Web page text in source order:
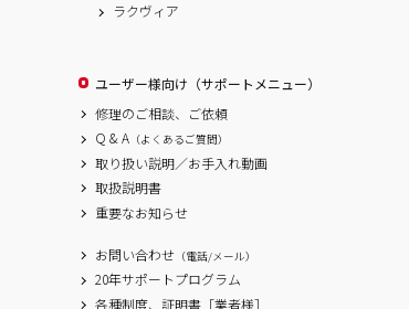
ラクヴィア
ユーザー様向け（サポートメニュー）
修理のご相談、ご依頼
Q & A （よくあるご質問）
取り扱い説明／お手入れ動画
取扱説明書
重要なお知らせ
お問い合わせ （電話/メール）
20年サポートプログラム
各種制度、証明書［業者様］